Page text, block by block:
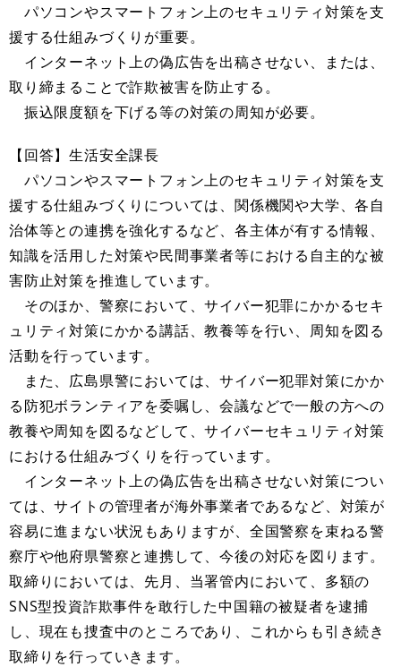
パソコンやスマートフォン上のセキュリティ対策を支
援する仕組みづくりが重要。
インターネット上の偽広告を出稿させない、または、
取り締まることで詐欺被害を防止する。
振込限度額を下げる等の対策の周知が必要。
【回答】生活安全課長
パソコンやスマートフォン上のセキュリティ対策を支
援する仕組みづくりについては、関係機関や大学、各自
治体等との連携を強化するなど、各主体が有する情報、
知識を活用した対策や民間事業者等における自主的な被
害防止対策を推進しています。
そのほか、警察において、サイバー犯罪にかかるセキ
ュリティ対策にかかる講話、教養等を行い、周知を図る
活動を行っています。
また、広島県警においては、サイバー犯罪対策にかか
る防犯ボランティアを委嘱し、会議などで一般の方への
教養や周知を図るなどして、サイバーセキュリティ対策
における仕組みづくりを行っています。
インターネット上の偽広告を出稿させない対策につい
ては、サイトの管理者が海外事業者であるなど、対策が
容易に進まない状況もありますが、全国警察を束ねる警
察庁や他府県警察と連携して、今後の対応を図ります。
取締りにおいては、先月、当署管内において、多額の
SNS型投資詐欺事件を敢行した中国籍の被疑者を逮捕
し、現在も捜査中のところであり、これからも引き続き
取締りを行っていきます。